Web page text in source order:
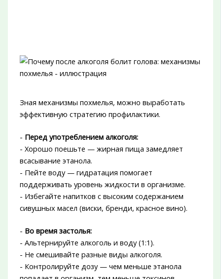
Зная механизмы похмелья, можно выработать
эффективную стратегию профилактики.
- Перед употреблением алкоголя:
- Хорошо поешьте — жирная пища замедляет
всасывание этанола.
- Пейте воду — гидратация помогает
поддерживать уровень жидкости в организме.
- Избегайте напитков с высоким содержанием
сивушных масел (виски, бренди, красное вино).
- Во время застолья:
- Альтернируйте алкоголь и воду (1:1).
- Не смешивайте разные виды алкоголя.
- Контролируйте дозу — чем меньше этанола